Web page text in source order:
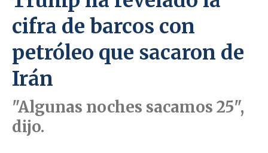
cifra de barcos con
petróleo que sacaron de
Irán
"Algunas noches sacamos 25",
dijo.